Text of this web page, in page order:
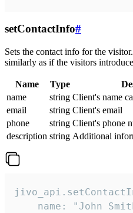
setContactInfo#
Sets the contact info for the
similarly as if the visitors
Name Type
name
string Client's name
email
string Client's email
phone
string Client's phone
description string Additional
name: "John